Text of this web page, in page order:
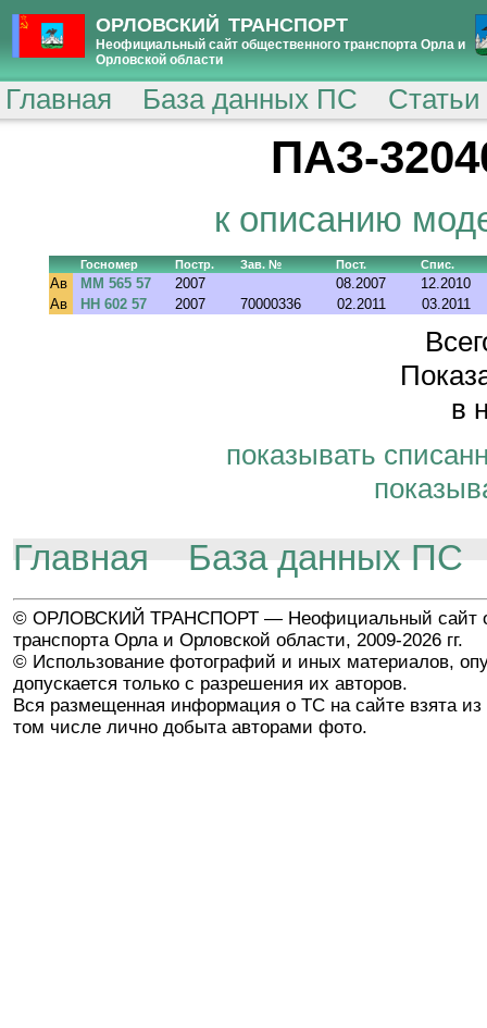
ОРЛОВСКИЙ ТРАНСПОРТ
Неофициальный сайт общественного транспорта Орла и
Орловской области
Главная База данных ПС
ПАЗ-
к описанию
Госномер Постр. Зав. № Пост. Спис.
Ав ММ 565 57 2007 08.2007
12.2010
Ав
НН 602 57 2007 70000336 02.2011 03.2011
в
показывать
Главная База данных ПС
© ОРЛОВСКИЙ ТРАНСПОРТ — Неофициальный сайт
транспорта Орла и Орловской области, 2009-2026 гг.
© Использование фотографий и иных материалов,
допускается только с разрешения их авторов.
Вся размещенная информация о ТС на сайте взята из
том числе лично добыта авторами фото.